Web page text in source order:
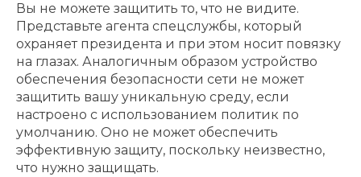
Вы не можете защитить то, что не видите.
Представьте агента спецслужбы, который
охраняет президента и при этом носит повязку
на глазах. Аналогичным образом устройство
обеспечения безопасности сети не может
защитить вашу уникальную среду, если
настроено с использованием политик по
умолчанию. Оно не может обеспечить
эффективную защиту, поскольку неизвестно,
что нужно защищать.